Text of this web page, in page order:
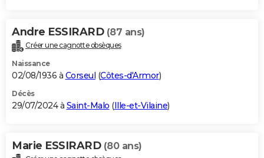
Andre ESSIRARD (87 ans)
Créer une cagnotte obsèques
Naissance
02/08/1936 à Corseul (Côtes-d'Armor)
Décès
29/07/2024 à Saint-Malo (Ille-et-Vilaine)
Marie ESSIRARD (80 ans)